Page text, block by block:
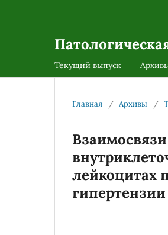
Текущий выпуск
Главная / Архивы /
лейкоцитах
гипертензии